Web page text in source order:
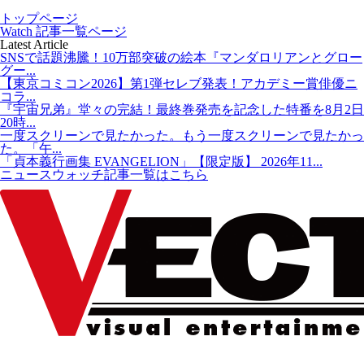
トップページ
Watch 記事一覧ページ
Latest Article
SNSで話題沸騰！10万部突破の絵本『マンダロリアンとグロー
グー...
【東京コミコン2026】第1弾セレブ発表！アカデミー賞俳優ニ
コラ...
『宇宙兄弟』堂々の完結！最終巻発売を記念した特番を8月2日
20時...
一度スクリーンで見たかった。もう一度スクリーンで見たかっ
た。「午...
「貞本義行画集 EVANGELION」【限定版】 2026年11...
ニュースウォッチ記事一覧はこちら